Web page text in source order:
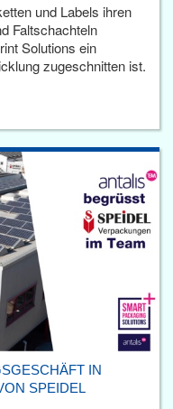
und Labels ihren
Faltschachteln
Solutions ein
zugeschnitten ist.
IN
SPEIDEL